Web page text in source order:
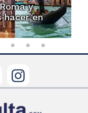
y
hacer en